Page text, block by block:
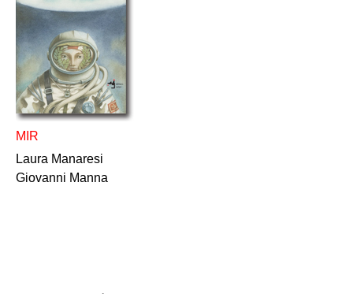
MIR
Laura Manaresi
Giovanni Manna